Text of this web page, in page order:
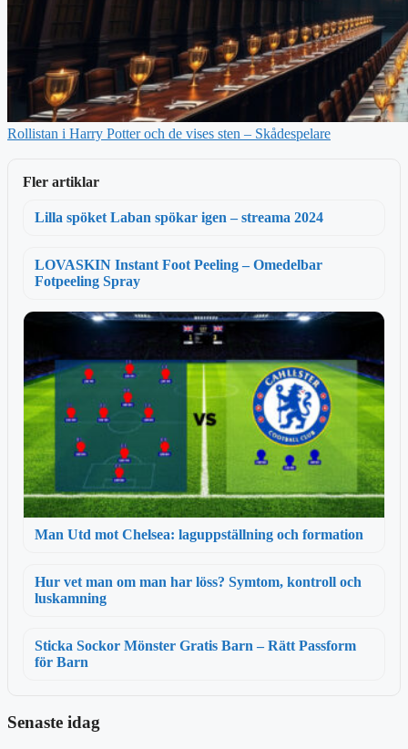
Rollistan i Harry Potter och de vises sten – Skådespelare
Fler artiklar
Lilla spöket Laban spökar igen – streama 2024
LOVASKIN Instant Foot Peeling – Omedelbar
Fotpeeling Spray
Man Utd mot Chelsea: laguppställning och formation
Hur vet man om man har löss? Symtom, kontroll och
luskamning
Sticka Sockor Mönster Gratis Barn – Rätt Passform
för Barn
Senaste idag